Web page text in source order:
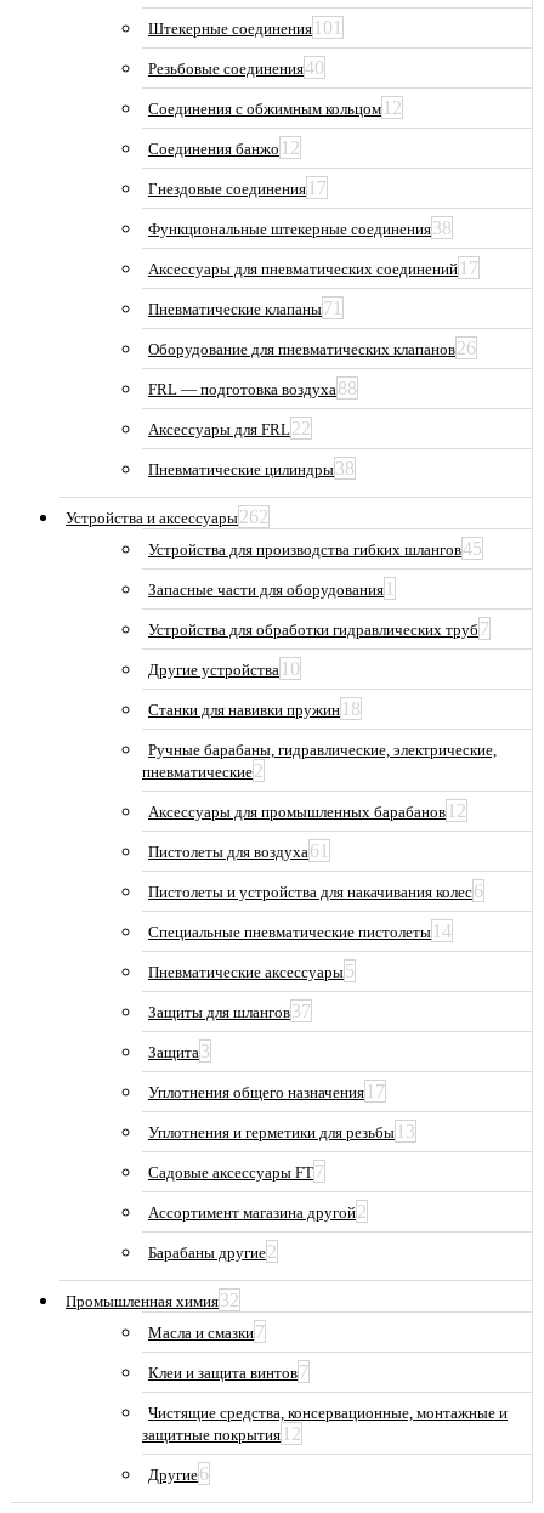
Штекерные соединения 101
Резьбовые соединения40
Соединения с обжимным кольцом 12
Соединения банжо 12
Гнездовые соединения 17
Функциональные штекерные соединения38
Аксессуары для пневматических соединений 17
Пневматические клапаны71
Оборудование для пневматических клапанов26
FRL — подготовка воздуха88
Аксессуары для FRL22
Пневматические цилиндры38
Устройства и аксессуары262
Устройства для производства гибких шлангов45
Запасные части для оборудования 1
Устройства для обработки гидравлических труб 7
Другие устройства 10
Станки для навивки пружин 18
Ручные барабаны, гидравлические, электрические,
пневматические2
Аксессуары для промышленных барабанов 12
Пистолеты для воздуха61
Пистолеты и устройства для накачивания колес6
Специальные пневматические пистолеты 14
Пневматические аксессуары5
Защиты для шлангов37
Защита3
Уплотнения общего назначения 17
Уплотнения и герметики для резьбы 13
Садовые аксессуары FT7
Ассортимент магазина другой2
Барабаны другие2
Промышленная химия32
Масла и смазки7
Клеи и защита винтов7
Чистящие средства, консервационные, монтажные и
защитные покрытия 12
Другие6